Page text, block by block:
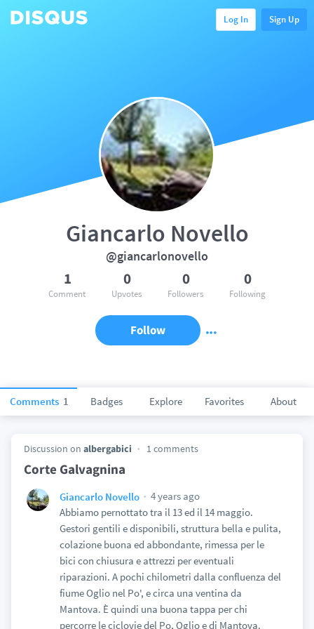
Log In Sign Up
Comments 1 Badges Explore Favorites About
Giancarlo Novello
@giancarlonovello
1
Comment
0
Upvotes
0
Followers
0
Following
Follow
Discussion on albergabici 1 comments
Corte Galvagnina
Giancarlo Novello
4 years ago
Abbiamo pernottato tra il 13 ed il 14 maggio.
Gestori gentili e disponibili, struttura bella e pulita,
colazione buona ed abbondante, rimessa per le
bici con chiusura e attrezzi per eventuali
riparazioni. A pochi chilometri dalla confluenza del
fiume Oglio nel Po', e circa una ventina da
Mantova. È quindi una buona tappa per chi
percorre le ciclovie del Po, Oglio e di Mantova.